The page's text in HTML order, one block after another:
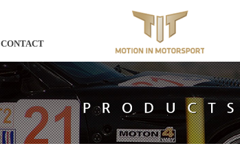
CONTACT